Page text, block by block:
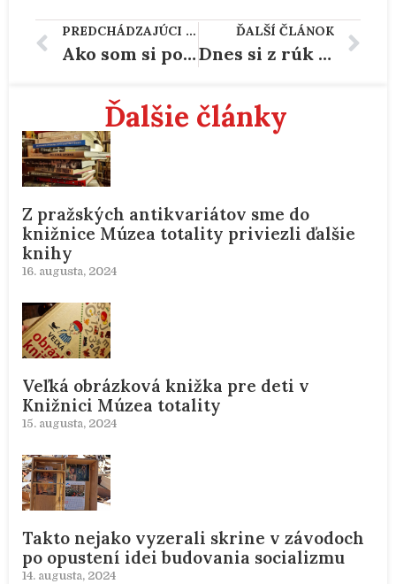
PREDCHÁDZAJÚCI ČLÁNOK
Ako som si podal ruku a hodil reč z Lechom Walesom
ĎALŠÍ ČLÁNOK
Dnes si z rúk predsedu NRSR prevzali cenu Jozefa Miloslava Hurbana ďalšie osobnosti
Ďalšie články
Z pražských antikvariátov sme do
knižnice Múzea totality priviezli ďalšie
knihy
16. augusta, 2024
Veľká obrázková knižka pre deti v
Knižnici Múzea totality
15. augusta, 2024
Takto nejako vyzerali skrine v závodoch
po opustení idei budovania socializmu
14. augusta, 2024